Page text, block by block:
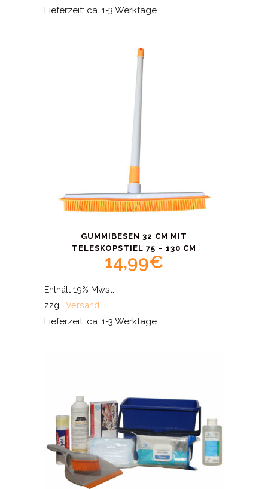
Lieferzeit: ca. 1-3 Werktage
GUMMIBESEN 32 CM MIT
TELESKOPSTIEL 75 – 130 CM
14,99€
Enthält 19% Mwst.
zzgl. Versand
Lieferzeit: ca. 1-3 Werktage